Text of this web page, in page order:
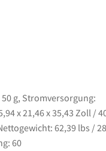
g, Stromversorgung:
x 21,46 x 35,43 Zoll /
62,39 lbs /
60